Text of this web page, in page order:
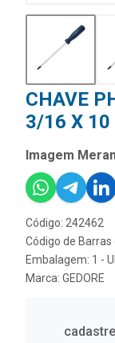
CHAVE
3/16 X 10
Imagem
Código: 242462
Código de
Embalagem: 1 -
Marca: GEDORE